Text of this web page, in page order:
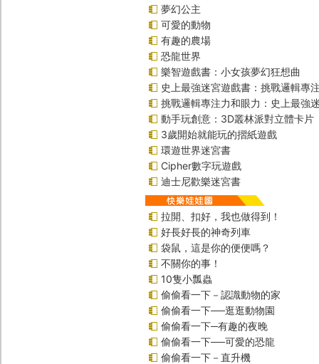
夢幻公主
可愛的動物
有趣的農場
恐龍世界
樂智遊戲書：小女孩夢幻狂想曲
史上最強迷宮遊戲書：挑戰邏輯專
挑戰邏輯專注力和眼力：史上最強
動手玩創意：3D叢林派對立體卡片
3歲開始就能玩的摺紙遊戲
環遊世界迷宮書
Cipher數字玩遊戲
迪士尼歡樂迷宮書
拉開、扣好，我也做得到！
好長好長的神奇列車
袋鼠，這是你的便便嗎？
不關你的事！
10隻小瓢蟲
偷偷看一下－認識動物的家
偷偷看一下──逛逛動物園
偷偷看一下─有趣的夜晚
偷偷看一下──可愛的恐龍
偷偷看一下－直升機